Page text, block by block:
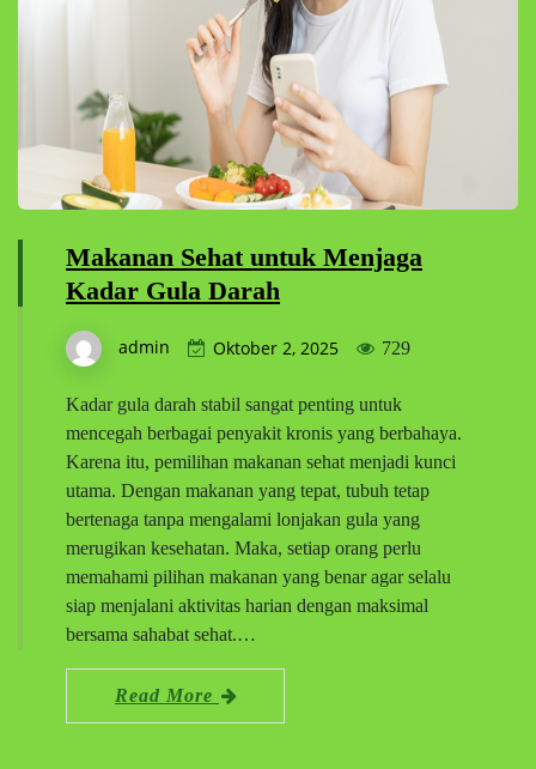
Makanan Sehat untuk Menjaga
Kadar Gula Darah
admin Oktober 2, 2025 729
Kadar gula darah stabil sangat penting untuk
mencegah berbagai penyakit kronis yang berbahaya.
Karena itu, pemilihan makanan sehat menjadi kunci
utama. Dengan makanan yang tepat, tubuh tetap
bertenaga tanpa mengalami lonjakan gula yang
merugikan kesehatan. Maka, setiap orang perlu
memahami pilihan makanan yang benar agar selalu
siap menjalani aktivitas harian dengan maksimal
bersama sahabat sehat.…
Read More